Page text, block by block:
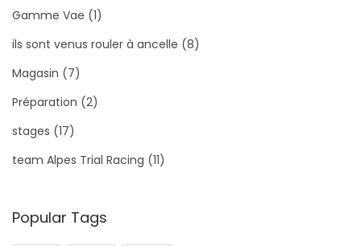
Gamme Vae (1)
ils sont venus rouler à ancelle (8)
Magasin (7)
Préparation (2)
stages (17)
team Alpes Trial Racing (11)
Popular Tags